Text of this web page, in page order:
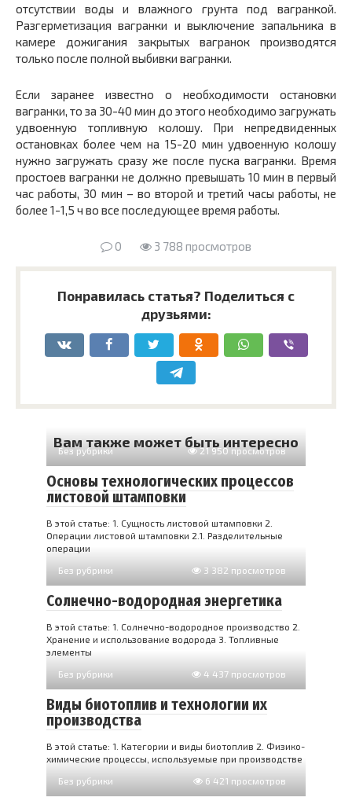
отсутствии воды и влажного грунта под вагранкой.
Разгерметизация вагранки и выключение запальника в
камере дожигания закрытых вагранок производятся
только после полной выбивки вагранки.
Если заранее известно о необходимости остановки
вагранки, то за 30-40 мин до этого необходимо загружать
удвоенную топливную колошу. При непредвиденных
остановках более чем на 15-20 мин удвоенную колошу
нужно загружать сразу же после пуска вагранки. Время
простоев вагранки не должно превышать 10 мин в первый
час работы, 30 мин – во второй и третий часы работы, не
более 1-1,5 ч во все последующее время работы.
0 3 788 просмотров
Понравилась статья? Поделиться с
друзьями:
Вам также может быть интересно
Без рубрики 21 950 просмотров
Основы технологических процессов
листовой штамповки
В этой статье: 1. Сущность листовой штамповки 2.
Операции листовой штамповки 2.1. Разделительные
операции
Без рубрики
3 382 просмотров
Солнечно-водородная энергетика
В этой статье: 1. Солнечно-водородное производство 2.
Хранение и использование водорода 3. Топливные
элементы
Без рубрики
4 437 просмотров
Виды биотоплив и технологии их
производства
В этой статье: 1. Категории и виды биотоплив 2. Физико-
химические процессы, используемые при производстве
Без рубрики
6 421 просмотров